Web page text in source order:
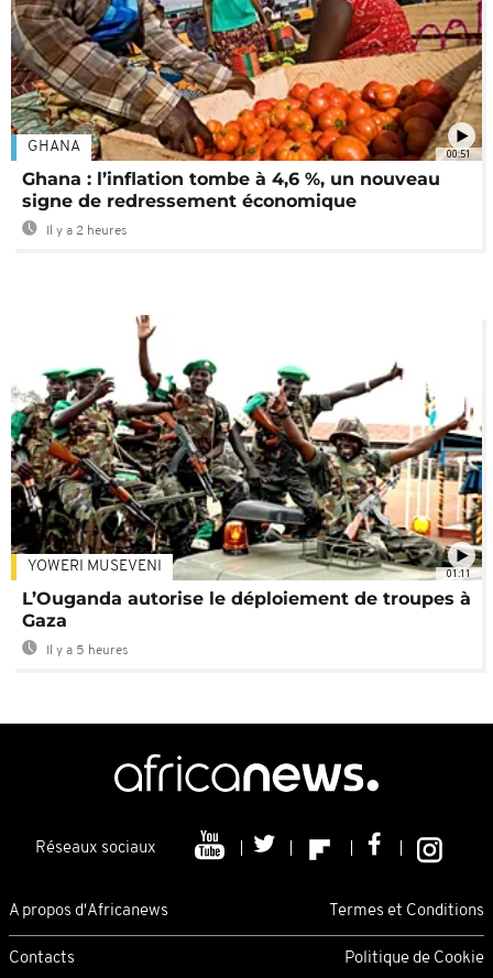
00:51
GHANA
Ghana : l’inflation tombe à 4,6 %, un nouveau
signe de redressement économique
Il y a 2 heures
01:11
YOWERI MUSEVENI
L’Ouganda autorise le déploiement de troupes à
Gaza
Il y a 5 heures
Réseaux sociaux
A propos d'Africanews Termes et Conditions
Contacts Politique de Cookie